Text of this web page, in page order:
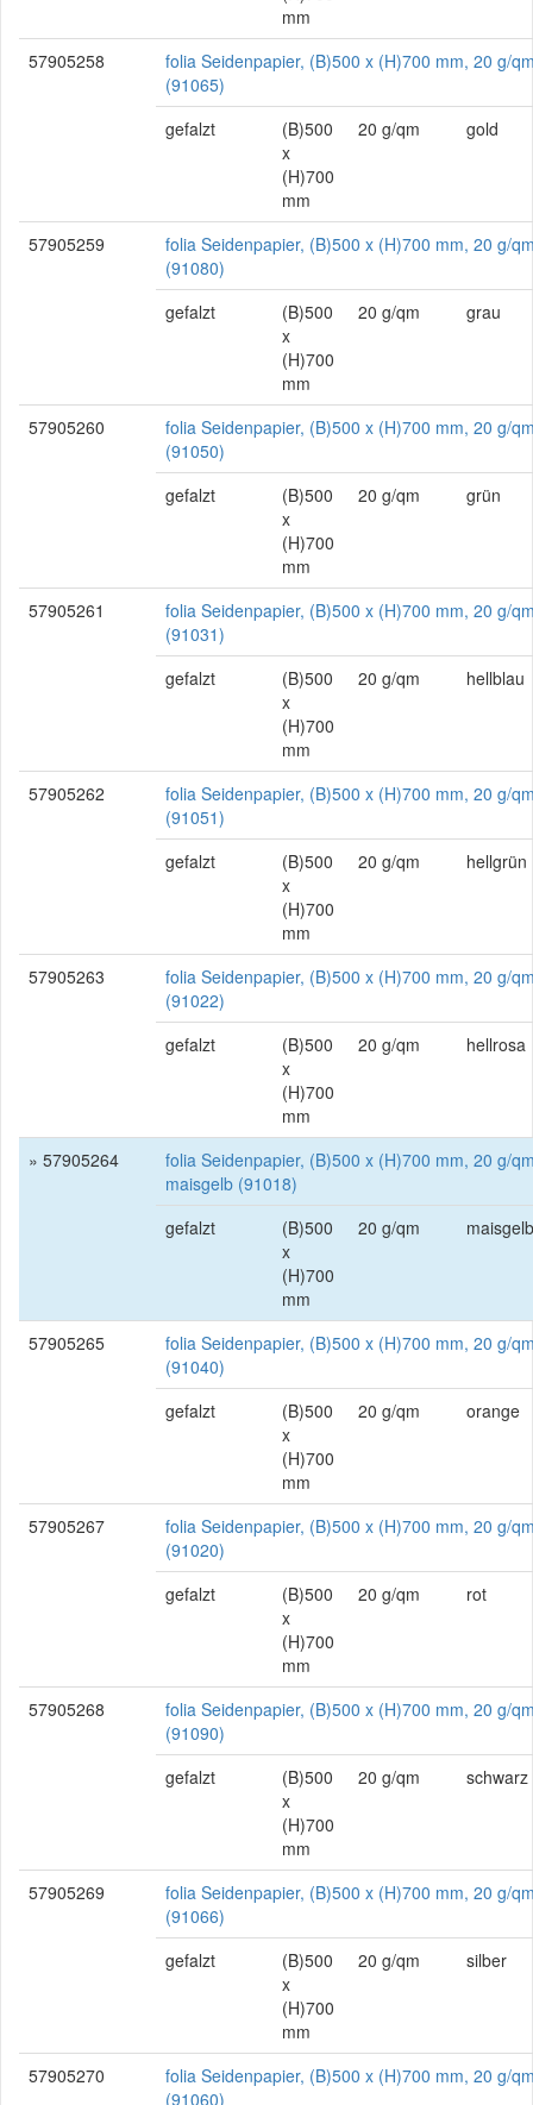
mm
57905258
folia Seidenpapier, (B)500 x (H)700 mm, 20 g/
(91065)
gefalzt
(B)500
x
(H)700
mm
20 g/qm gold
57905259
folia Seidenpapier, (B)500 x (H)700 mm, 20 g/
(91080)
gefalzt
(B)500
x
(H)700
mm
20 g/qm grau
57905260
folia Seidenpapier, (B)500 x (H)700 mm, 20 g/
(91050)
gefalzt
(B)500
x
(H)700
mm
20 g/qm grün
57905261
folia Seidenpapier, (B)500 x (H)700 mm, 20 g/
(91031)
gefalzt
(B)500
x
(H)700
mm
20 g/qm hellblau
57905262
folia Seidenpapier, (B)500 x (H)700 mm, 20 g/
(91051)
gefalzt
(B)500
x
(H)700
mm
20 g/qm hellgrün
57905263
folia Seidenpapier, (B)500 x (H)700 mm, 20 g/
(91022)
gefalzt
(B)500
x
(H)700
mm
20 g/qm hellrosa
» 57905264
folia Seidenpapier, (B)500 x (H)700 mm, 20 g/
maisgelb (91018)
gefalzt
(B)500
x
(H)700
mm
20 g/qm maisgelb
57905265
folia Seidenpapier, (B)500 x (H)700 mm, 20 g/
(91040)
gefalzt
(B)500
x
(H)700
mm
20 g/qm orange
57905267
folia Seidenpapier, (B)500 x (H)700 mm, 20 g/
(91020)
gefalzt
(B)500
x
(H)700
mm
20 g/qm rot
57905268
folia Seidenpapier, (B)500 x (H)700 mm, 20 g/
(91090)
gefalzt
(B)500
x
(H)700
mm
20 g/qm schwarz
57905269
folia Seidenpapier, (B)500 x (H)700 mm, 20 g/
(91066)
gefalzt
(B)500
x
(H)700
mm
20 g/qm silber
57905270
folia Seidenpapier, (B)500 x (H)700 mm, 20 g/
(91060)